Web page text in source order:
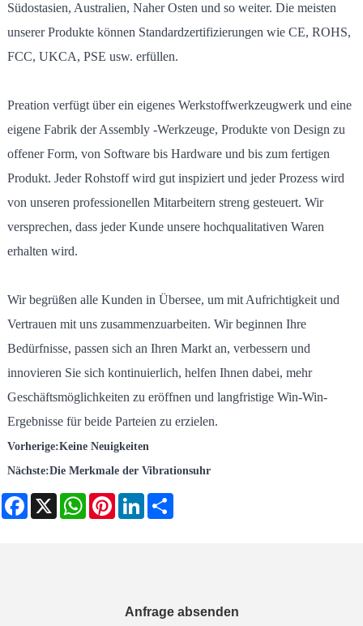
Südostasien, Australien, Naher Osten und so weiter. Die meisten
unserer Produkte können Standardzertifizierungen wie CE, ROHS,
FCC, UKCA, PSE usw. erfüllen.
Preation verfügt über ein eigenes Werkstoffwerkzeugwerk und eine
eigene Fabrik der Assembly -Werkzeuge, Produkte von Design zu
offener Form, von Software bis Hardware und bis zum fertigen
Produkt. Jeder Rohstoff wird gut inspiziert und jeder Prozess wird
von unseren professionellen Mitarbeitern streng gesteuert. Wir
versprechen, dass jeder Kunde unsere hochqualitativen Waren
erhalten wird.
Wir begrüßen alle Kunden in Übersee, um mit Aufrichtigkeit und
Vertrauen mit uns zusammenzuarbeiten. Wir beginnen Ihre
Bedürfnisse, passen sich an Ihren Markt an, verbessern und
innovieren Sie sich kontinuierlich, helfen Ihnen dabei, mehr
Geschäftsmöglichkeiten zu eröffnen und langfristige Win-Win-
Ergebnisse für beide Parteien zu erzielen.
Vorherige:Keine Neuigkeiten
Nächste:Die Merkmale der Vibrationsuhr
Facebook
X WhatsAppPinterestLinkedIn
Anfrage absenden